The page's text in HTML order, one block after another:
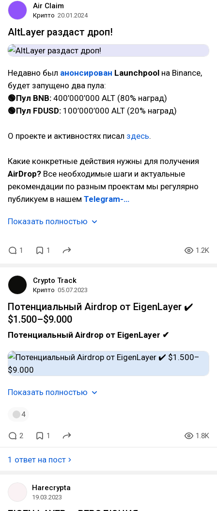
Air Claim
Крипто 20.01.2024
AltLayer раздаст дроп!
Недавно был анонсирован Launchpool на Binance,
будет запущено два пула:
🟢Пул BNB: 400’000’000 ALT (80% наград)
🟢Пул FDUSD: 100’000’000 ALT (20% наград)
О проекте и активностях писал здесь.
Какие конкретные действия нужны для получения
AirDrop? Все необходимые шаги и актуальные
рекомендации по разным проектам мы регулярно
публикуем в нашем Telegram-…
Показать полностью
1 1 1.2K
Crypto Track
Крипто 05.07.2023
Потенциальный Airdrop от EigenLayer ✔️
$1.500–$9.000
Потенциальный Airdrop от EigenLayer ✔
Показать полностью
4
2 1 1.8K
1 ответ на пост
Harecrypta
19.03.2023